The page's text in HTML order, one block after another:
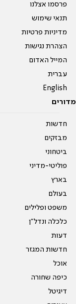
פרסמו אצלנו
תנאי שימוש
מדיניות פרטיות
הצהרת נגישות
המייל האדום
עברית
English
מדורים
חדשות
מבזקים
ביטחוני
פוליטי-מדיני
בארץ
בעולם
משפט ופלילים
כלכלה ונדל"ן
דעות
חדשות המגזר
אוכל
כיפה שחורה
דיגיטל